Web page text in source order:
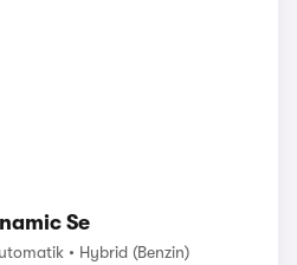
Se
Hybrid (Benzin)